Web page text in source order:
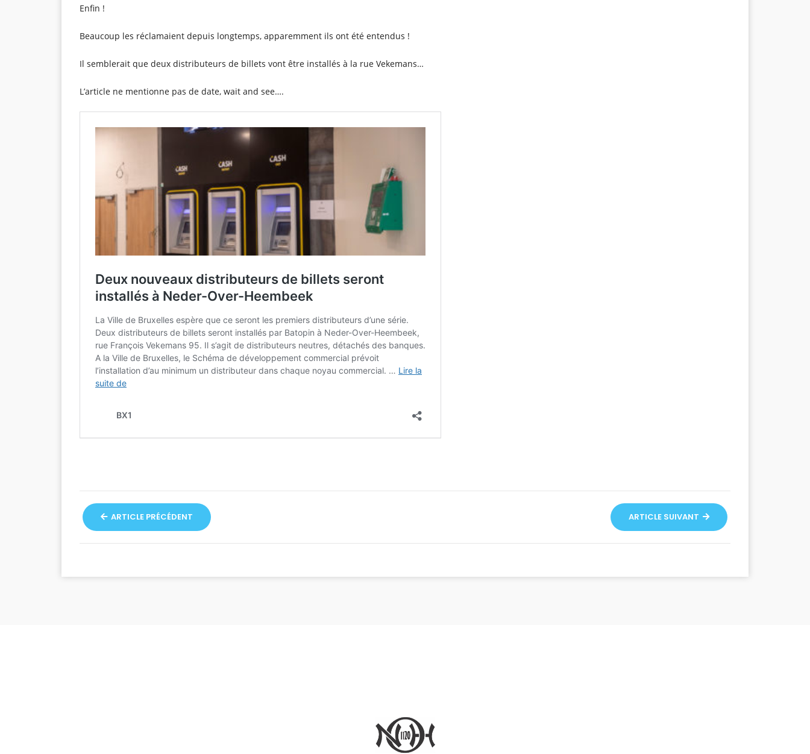
Enfin !
Beaucoup les réclamaient depuis longtemps, apparemment ils ont été entendus !
Il semblerait que deux distributeurs de billets vont être installés à la rue Vekemans…
L’article ne mentionne pas de date, wait and see….
ARTICLE PRÉCÉDENT ARTICLE SUIVANT